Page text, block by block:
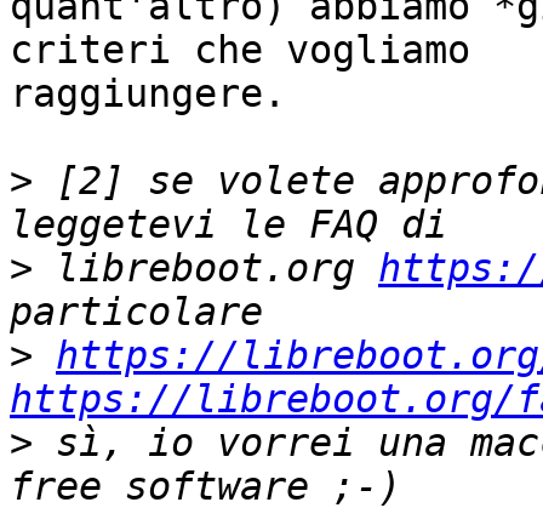
criteri che vogliamo
raggiungere.
> [2] se volete
> libreboot.org
> https://
https://libreboot.org/
> sì, io vorrei una